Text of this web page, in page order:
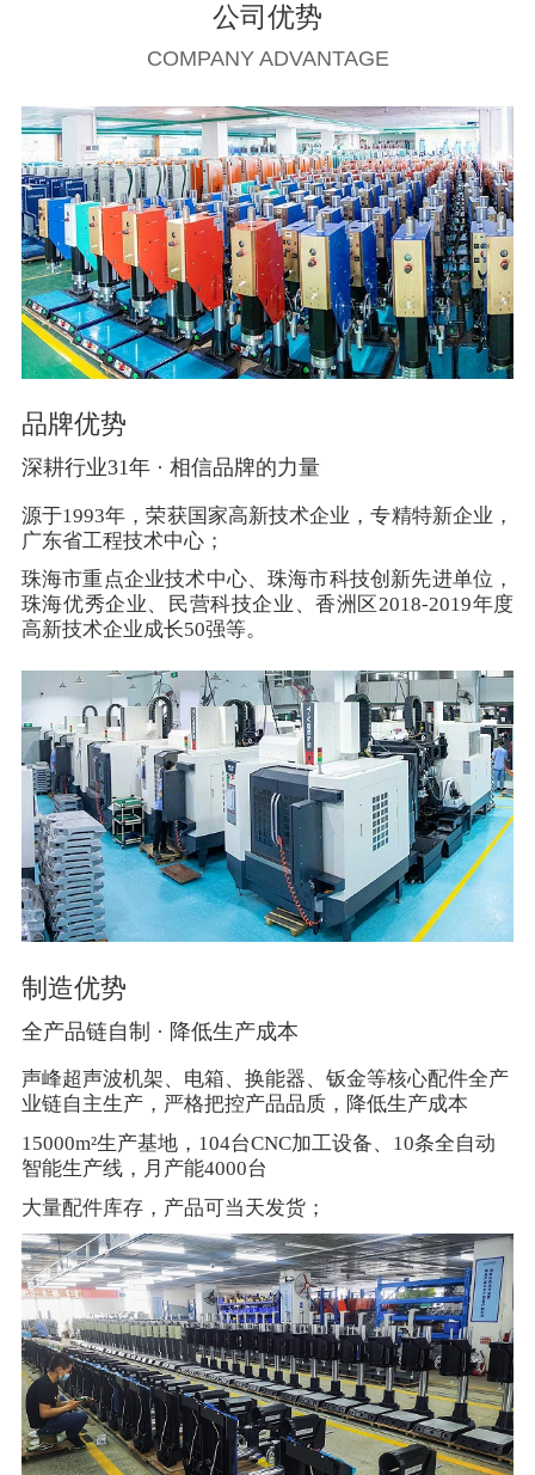
公司优势
COMPANY ADVANTAGE
品牌优势
深耕行业31年 · 相信品牌的力量
源于1993年，荣获国家高新技术企业，专精特新企业，
广东省工程技术中心；
珠海市重点企业技术中心、珠海市科技创新先进单位，
珠海优秀企业、民营科技企业、香洲区2018-2019年度
高新技术企业成长50强等。
制造优势
全产品链自制 · 降低生产成本
声峰超声波机架、电箱、换能器、钣金等核心配件全产
业链自主生产，严格把控产品品质，降低生产成本
15000m²生产基地，104台CNC加工设备、10条全自动
智能生产线，月产能4000台
大量配件库存，产品可当天发货；